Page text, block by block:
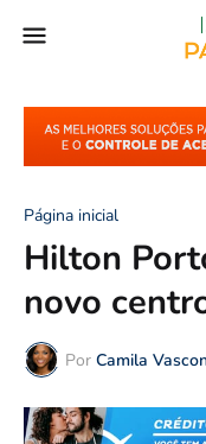
Página inicial
Hilton
novo
Por Camila